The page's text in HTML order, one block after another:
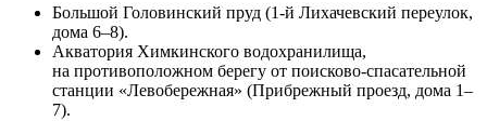
Большой Головинский пруд (1-й Лихачевский переулок,
дома 6–8).
Акватория Химкинского водохранилища,
на противоположном берегу от поисково-спасательной
станции «Левобережная» (Прибрежный проезд, дома 1–
7).